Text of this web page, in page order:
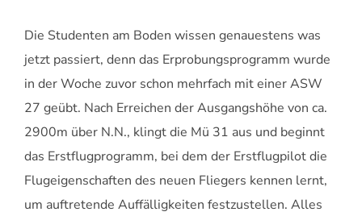
Die Studenten am Boden wissen genauestens was
jetzt passiert, denn das Erprobungsprogramm wurde
in der Woche zuvor schon mehrfach mit einer ASW
27 geübt. Nach Erreichen der Ausgangshöhe von ca.
2900m über N.N., klingt die Mü 31 aus und beginnt
das Erstflugprogramm, bei dem der Erstflugpilot die
Flugeigenschaften des neuen Fliegers kennen lernt,
um auftretende Auffälligkeiten festzustellen. Alles